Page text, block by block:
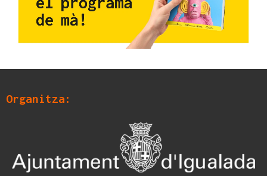
Organitza: